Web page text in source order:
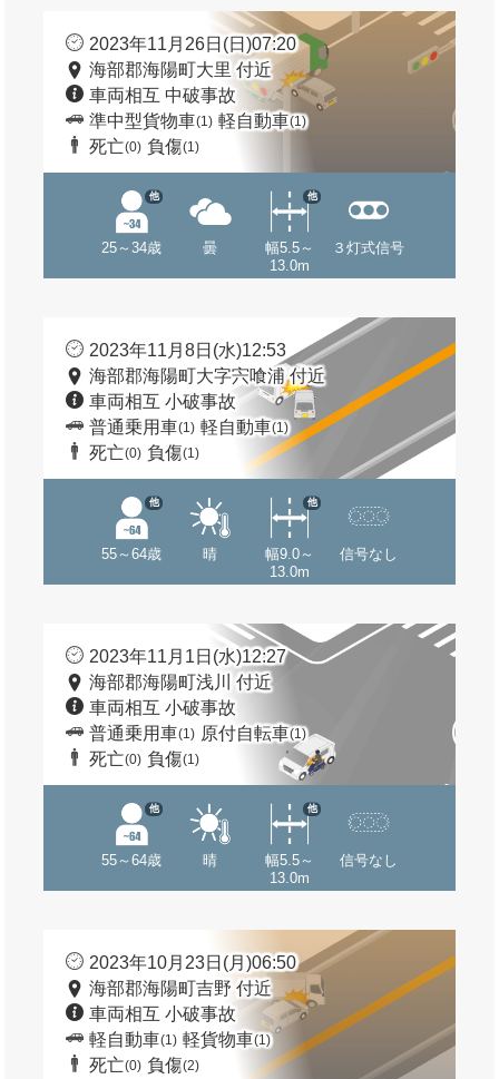
2023年11月26日(日)07:20
海部郡海陽町大里 付近
車両相互 中破事故
準中型貨物車(1) 軽自動車(1)
死亡(0) 負傷(1)
25～34歳
他
曇
幅5.5～
13.0m
他
３灯式信号
2023年11月8日(水)12:53
海部郡海陽町大字宍喰浦 付近
車両相互 小破事故
普通乗用車(1) 軽自動車(1)
死亡(0) 負傷(1)
55～64歳
他
晴
幅9.0～
13.0m
他
信号なし
2023年11月1日(水)12:27
海部郡海陽町浅川 付近
車両相互 小破事故
普通乗用車(1) 原付自転車(1)
死亡(0) 負傷(1)
55～64歳
他
晴
幅5.5～
13.0m
他
信号なし
2023年10月23日(月)06:50
海部郡海陽町吉野 付近
車両相互 小破事故
軽自動車(1) 軽貨物車(1)
死亡(0) 負傷(2)